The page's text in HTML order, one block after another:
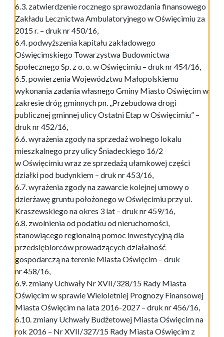
6.3. zatwierdzenie rocznego sprawozdania finansowego
Zakładu Lecznictwa Ambulatoryjnego w Oświęcimiu za
2015 r. – druk nr 450/16,
6.4. podwyższenia kapitału zakładowego
Oświęcimskiego Towarzystwa Budownictwa
Społecznego Sp. z o. o. w Oświęcimiu – druk nr 454/16,
6.5. powierzenia Województwu Małopolskiemu
wykonania zadania własnego Gminy Miasto Oświęcim w
zakresie dróg gminnych pn. ,,Przebudowa drogi
publicznej gminnej ulicy Ostatni Etap w Oświęcimiu” –
druk nr 452/16,
6.6. wyrażenia zgody na sprzedaż wolnego lokalu
mieszkalnego przy ulicy Śniadeckiego 16/2
w Oświęcimiu wraz ze sprzedażą ułamkowej części
działki pod budynkiem – druk nr 453/16,
6.7. wyrażenia zgody na zawarcie kolejnej umowy o
dzierżawę gruntu położonego w Oświęcimiu przy ul.
Kraszewskiego na okres 3 lat – druk nr 459/16,
6.8. zwolnienia od podatku od nieruchomości,
stanowiącego regionalną pomoc inwestycyjną dla
przedsiębiorców prowadzących działalność
gospodarczą na terenie Miasta Oświęcim – druk
nr 458/16,
6.9. zmiany Uchwały Nr XVII/328/15 Rady Miasta
Oświęcim w sprawie Wieloletniej Prognozy Finansowej
Miasta Oświęcim na lata 2016-2027 – druk nr 456/16,
6.10. zmiany Uchwały Budżetowej Miasta Oświęcim na
rok 2016 – Nr XVII/327/15 Rady Miasta Oświęcim z